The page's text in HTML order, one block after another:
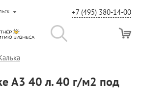
+7 (495) 380-14-00
А3 40 л. 40 г/м2 под